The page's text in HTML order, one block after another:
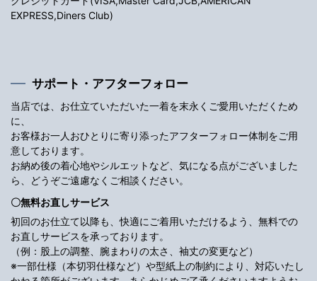
EXPRESS,Diners Club)
サポート・アフターフォロー
当店では、お仕立ていただいた一着を末永くご愛用いただくため
に、
お客様お一人おひとりに寄り添ったアフターフォロー体制をご用
意しております。
お納め後の着心地やシルエットなど、気になる点がございました
ら、どうぞご遠慮なくご相談ください。
〇無料お直しサービス
初回のお仕立て以降も、快適にご着用いただけるよう、無料での
お直しサービスを承っております。
（例：股上の調整、腕まわりの太さ、袖丈の変更など）
※一部仕様（本切羽仕様など）や型紙上の制約により、対応いたし